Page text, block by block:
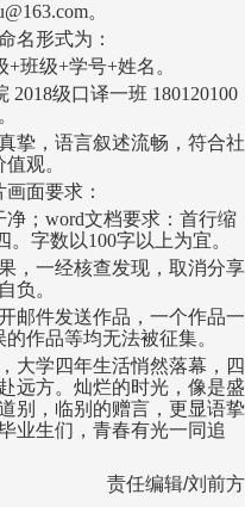
。
名形式为：
班级+学号+姓名。
2018级口译一班 180120100
挚，语言叙述流畅，符合社
观。
面要求：
；word文档要求：首行缩
字数以100字以上为宜。
，一经核查发现，取消分享
负。
邮件发送作品，一个作品一
作品等均无法被征集。
大学四年生活悄然落幕，四
远方。灿烂的时光，像是盛
别，临别的赠言，更显语挚
业生们，青春有光一同追
责任编辑/刘前方